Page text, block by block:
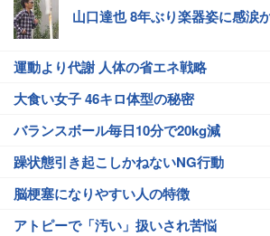
山口達也 8年ぶり楽器姿に感涙
運動より代謝 人体の省エネ戦略
大食い女子 46キロ体型の秘密
バランスボール毎日10分で20kg減
躁状態引き起こしかねないNG行動
脳梗塞になりやすい人の特徴
アトピーで「汚い」扱いされ苦悩